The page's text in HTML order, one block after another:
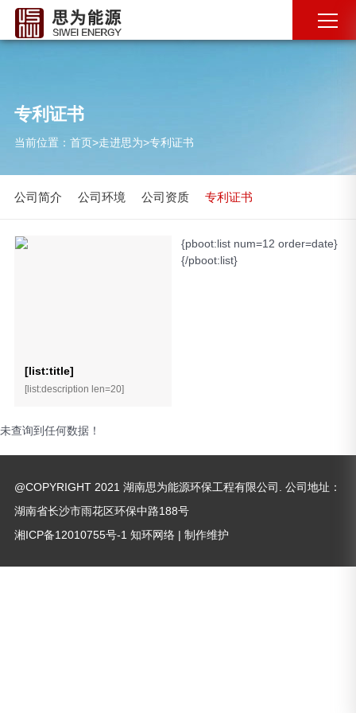
专利证书
当前位置： 首页>走进思为>专利证书
公司简介 公司环境 公司资质 专利证书
{pboot:list num=12 order=date}
[list:title]
[list:description len=20]
{/pboot:list}
未查询到任何数据！
@COPYRIGHT 2021 湖南思为能源环保工程有限公司. 公司地址：
湖南省长沙市雨花区环保中路188号
湘ICP备12010755号-1 知环网络| 制作维护